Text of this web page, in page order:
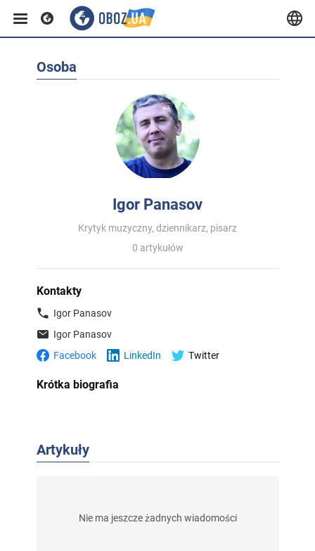
Osoba
Igor Panasov
Krytyk muzyczny, dziennikarz, pisarz
0 artykułów
Kontakty
Igor Panasov
Igor Panasov
Facebook
LinkedIn Twitter
Krótka biografia
Artykuły
Nie ma jeszcze żadnych wiadomości